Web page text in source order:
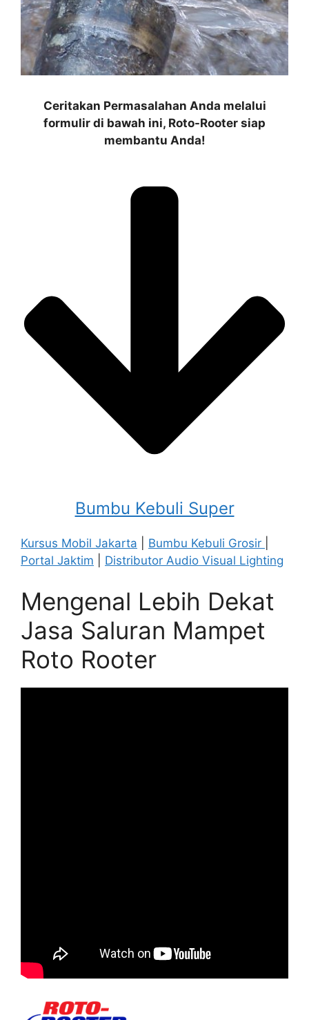
Ceritakan Permasalahan Anda melalui
formulir di bawah ini, Roto-Rooter siap
membantu Anda!
Bumbu Kebuli Super
Kursus Mobil Jakarta Bumbu Kebuli Grosir
Portal Jaktim
Distributor Audio Visual Lighting
Mengenal Lebih Dekat
Jasa Saluran Mampet
Roto Rooter